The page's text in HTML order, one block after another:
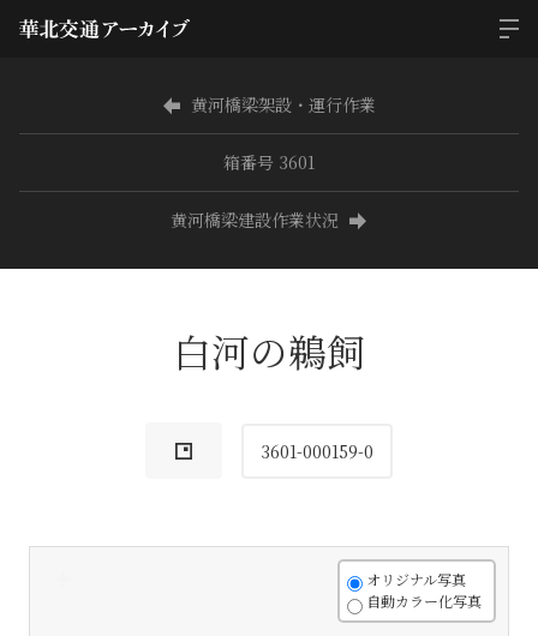
黄河橋梁架設・運行作業
箱番号 3601
黄河橋梁建設作業状況
白河の鵜飼
3601-000159-0
オリジナル写真
自動カラー化写真